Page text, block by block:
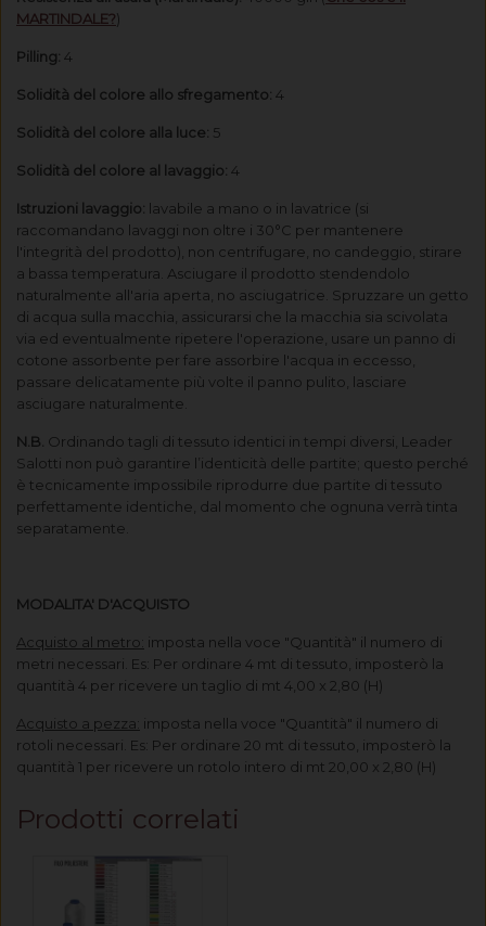
MARTINDALE?)
Pilling: 4
Solidità del colore allo sfregamento: 4
Solidità del colore alla luce: 5
Solidità del colore al lavaggio: 4
Istruzioni lavaggio: lavabile a mano o in lavatrice (si
raccomandano lavaggi non oltre i 30°C per mantenere
l'integrità del prodotto) , non centrifugare, no candeggio, stirare
a bassa temperatura. Asciugare il prodotto stendendolo
naturalmente all'aria aperta, no asciugatrice. Spruzzare un getto
di acqua sulla macchia, assicurarsi che la macchia sia scivolata
via ed eventualmente ripetere l'operazione, usare un panno di
cotone assorbente per fare assorbire l'acqua in eccesso,
passare delicatamente più volte il panno pulito, lasciare
asciugare naturalmente.
N.B. Ordinando tagli di tessuto identici in tempi diversi, Leader
Salotti non può garantire l’identicità delle partite; questo perché
è tecnicamente impossibile riprodurre due partite di tessuto
perfettamente identiche, dal momento che ognuna verrà tinta
separatamente.
MODALITA' D'ACQUISTO
Acquisto al metro: imposta nella voce "Quantità" il numero di
metri necessari. Es: Per ordinare 4 mt di tessuto, imposterò la
quantità 4 per ricevere un taglio di mt 4,00 x 2,80 (H)
Acquisto a pezza: imposta nella voce "Quantità" il numero di
rotoli necessari. Es: Per ordinare 20 mt di tessuto, imposterò la
quantità 1 per ricevere un rotolo intero di mt 20,00 x 2,80 (H)
Prodotti correlati